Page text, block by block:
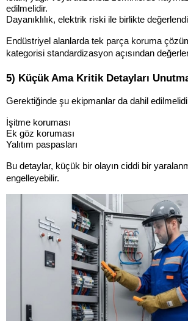
edilmelidir.
Dayanıklılık, elektrik riski ile birlikte
Endüstriyel alanlarda tek parça koruma
kategorisi standardizasyon açısından
5) Küçük Ama Kritik Detayları
Gerektiğinde şu ekipmanlar da dahil
İşitme koruması
Ek göz koruması
Yalıtım paspasları
Bu detaylar, küçük bir olayın ciddi bir
engelleyebilir.